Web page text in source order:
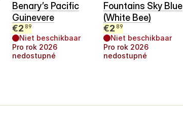
Benary’s Pacific
Guinevere
€2 89
Niet beschikbaar
Pro rok 2026
nedostupné
Fountains Sky Blue
(White Bee)
€2 89
Niet beschikbaar
Pro rok 2026
nedostupné